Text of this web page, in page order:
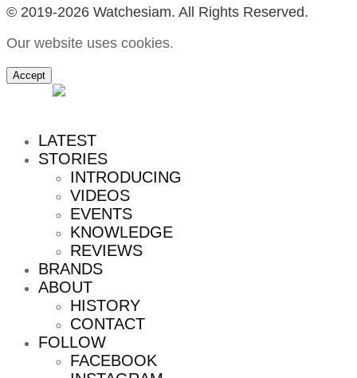
© 2019-2026 Watchesiam. All Rights Reserved.
Our website uses cookies.
Accept
LATEST
STORIES
INTRODUCING
VIDEOS
EVENTS
KNOWLEDGE
REVIEWS
BRANDS
ABOUT
HISTORY
CONTACT
FOLLOW
FACEBOOK